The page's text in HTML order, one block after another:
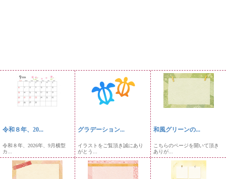
令和８年、20...
令和８年、2026年、9月横型
カ...
グラデーション...
イラストをご覧頂き誠にあり
がとう...
和風グリーンの...
こちらのページを開いて頂き
ありが...